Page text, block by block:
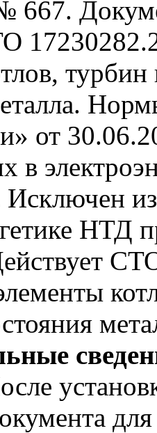
667.
от
в
Исключен